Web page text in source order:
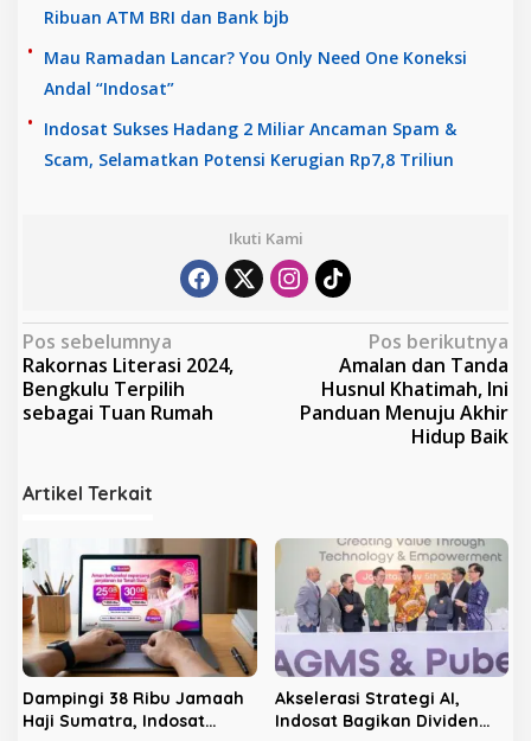
Ribuan ATM BRI dan Bank bjb
Mau Ramadan Lancar? You Only Need One Koneksi
Andal “Indosat”
Indosat Sukses Hadang 2 Miliar Ancaman Spam &
Scam, Selamatkan Potensi Kerugian Rp7,8 Triliun
Ikuti Kami
N
a
v
g
a
s
i
p
o
s
Pos sebelumnya
Rakornas Literasi 2024,
Bengkulu Terpilih
sebagai Tuan Rumah
Pos berikutnya
Amalan dan Tanda
Husnul Khatimah, Ini
Panduan Menuju Akhir
Hidup Baik
Artikel Terkait
Dampingi 38 Ribu Jamaah
Haji Sumatra, Indosat
Akselerasi Strategi AI,
Indosat Bagikan Dividen